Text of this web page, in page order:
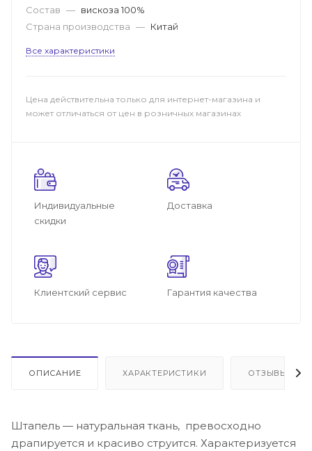
Состав — вискоза 100%
Страна производства — Китай
Все характеристики
Цена действительна только для интернет-магазина и
может отличаться от цен в розничных магазинах
Индивидуальные
скидки
Доставка
Клиентский сервис Гарантия качества
ОПИСАНИЕ ХАРАКТЕРИСТИКИ ОТЗЫВЫ
Штапель — натуральная ткань, превосходно
драпируется и красиво струится. Характеризуется